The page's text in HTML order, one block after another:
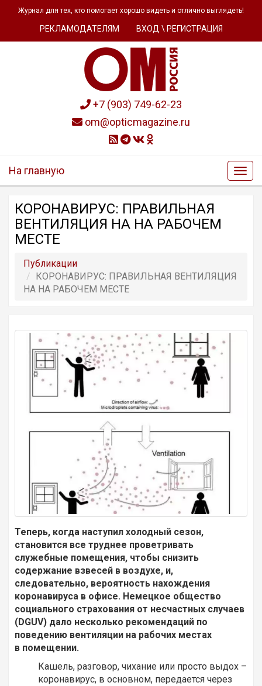
Журнал для тех, кто помогает хорошо видеть и отлично выглядеть!
РЕКЛАМОДАТЕЛЯМ ВХОД \ РЕГИСТРАЦИЯ
+7 (903) 749-62-23
om@opticmagazine.ru
На главную
КОРОНАВИРУС: ПРАВИЛЬНАЯ
ВЕНТИЛЯЦИЯ НА НА РАБОЧЕМ
МЕСТЕ
Публикации
КОРОНАВИРУС: ПРАВИЛЬНАЯ ВЕНТИЛЯЦИЯ
НА НА РАБОЧЕМ МЕСТЕ
Теперь, когда наступил холодный сезон,
становится все труднее проветривать
служебные помещения, чтобы снизить
содержание взвесей в воздухе, и,
следовательно, вероятность нахождения
коронавируса в офисе. Немецкое общество
социального страхования от несчастных случаев
(DGUV) дало несколько рекомендаций по
поведению вентиляции на рабочих местах
в помещении.
Кашель, разговор, чихание или просто выдох –
коронавирус, в основном, передается через